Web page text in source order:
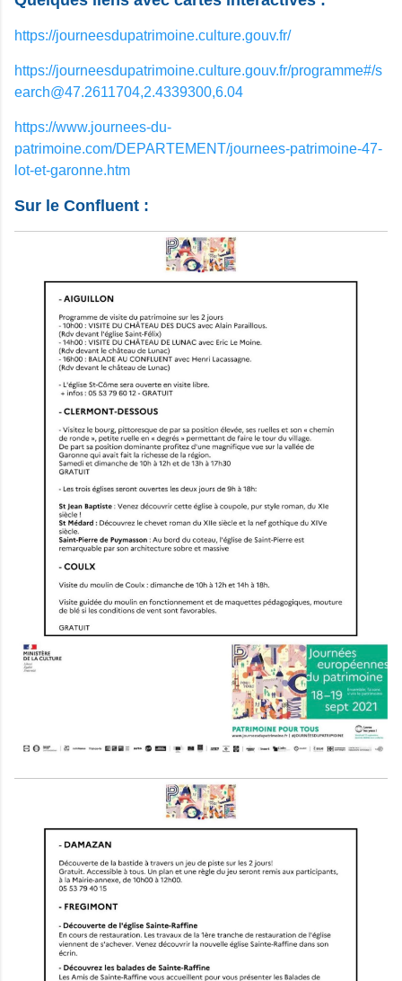
https://journeesdupatrimoine.culture.gouv.fr/
https://journeesdupatrimoine.culture.gouv.fr/programme#/s
earch@47.2611704,2.4339300,6.04
https://www.journees-du-
patrimoine.com/DEPARTEMENT/journees-patrimoine-47-
lot-et-garonne.htm
Sur le Confluent :